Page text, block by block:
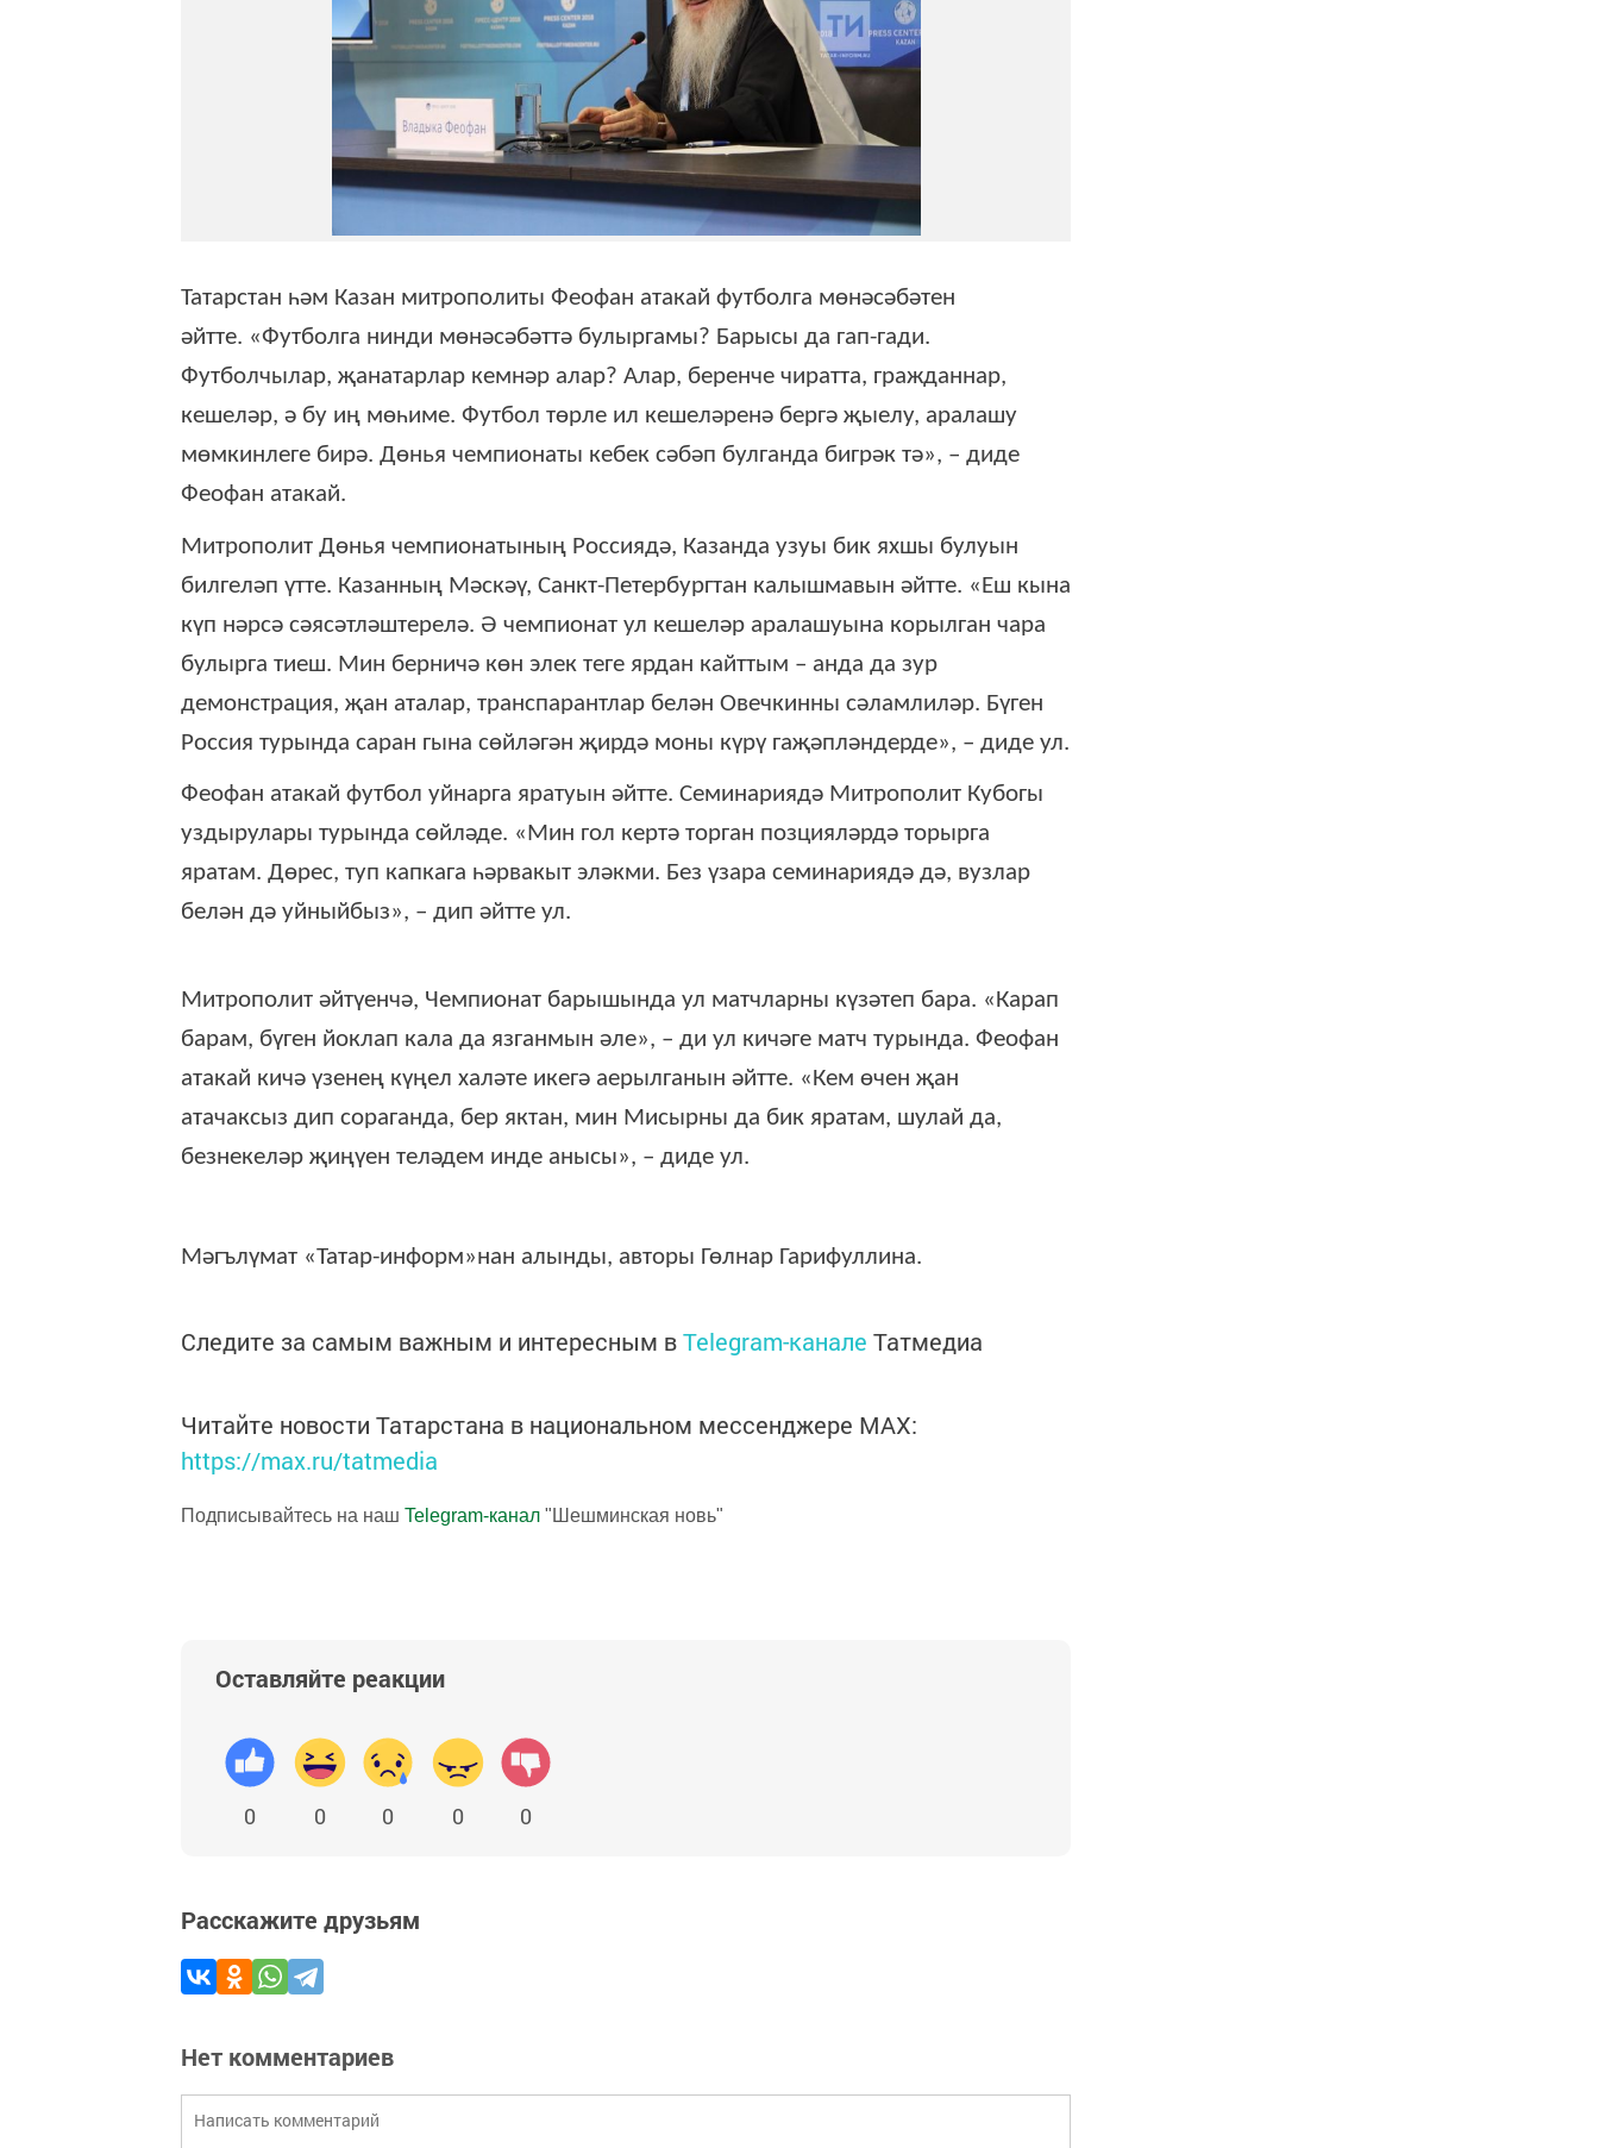
Татарстан һәм Казан митрополиты Феофан атакай футболга мөнәсәбәтен
әйтте. «Футболга нинди мөнәсәбәттә булыргамы? Барысы да гап-гади.
Футболчылар, җанатарлар кемнәр алар? Алар, беренче чиратта, гражданнар,
кешеләр, ә бу иң мөһиме. Футбол төрле ил кешеләренә бергә җыелу, аралашу
мөмкинлеге бирә. Дөнья чемпионаты кебек сәбәп булганда бигрәк тә», – диде
Феофан атакай.
Митрополит Дөнья чемпионатының Россиядә, Казанда узуы бик яхшы булуын
билгеләп үтте. Казанның Мәскәү, Санкт-Петербургтан калышмавын әйтте. «Еш кына
күп нәрсә сәясәтләштерелә. Ә чемпионат ул кешеләр аралашуына корылган чара
булырга тиеш. Мин берничә көн элек теге ярдан кайттым – анда да зур
демонстрация, җан аталар, транспарантлар белән Овечкинны сәламлиләр. Бүген
Россия турында саран гына сөйләгән җирдә моны күрү гаҗәпләндерде», – диде ул.
Феофан атакай футбол уйнарга яратуын әйтте. Семинариядә Митрополит Кубогы
уздырулары турында сөйләде. «Мин гол кертә торган позцияләрдә торырга
яратам. Дөрес, туп капкага һәрвакыт эләкми. Без үзара семинариядә дә, вузлар
белән дә уйныйбыз», – дип әйтте ул.
Митрополит әйтүенчә, Чемпионат барышында ул матчларны күзәтеп бара. «Карап
барам, бүген йоклап кала да язганмын әле», – ди ул кичәге матч турында. Феофан
атакай кичә үзенең күңел халәте икегә аерылганын әйтте. «Кем өчен җан
атачаксыз дип сораганда, бер яктан, мин Мисырны да бик яратам, шулай да,
безнекеләр җиңүен теләдем инде анысы», – диде ул.
Мәгълүмат «Татар-информ»нан алынды, авторы Гөлнар Гарифуллина.
Следите за самым важным и интересным вTelegram-канале Татмедиа
Читайте новости Татарстана в национальном мессенджере MАХ:
https://max.ru/tatmedia
Подписывайтесь на наш Telegram-канал "Шешминская новь"
Оставляйте реакции
0 0 0 0 0
Расскажите друзьям
Нет комментариев